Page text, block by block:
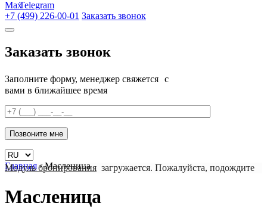
+7 (499) 226-00-01 Заказать звонок
Заказать звонок
Заполните форму, менеджер свяжется с
вами в ближайшее время
Главная ›Масленица
Модуль бронирования загружается. Пожалуйста, подождите
Масленица